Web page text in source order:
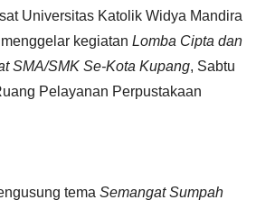
Universitas Katolik Widya Mandira
kegiatan Lomba Cipta dan
SMA/SMK Se-Kota Kupang, Sabtu
Pelayanan Perpustakaan
tema Semangat Sumpah